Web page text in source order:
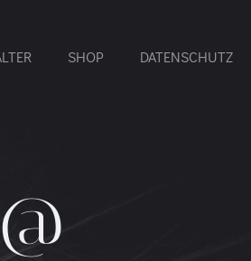
SHOP DATENSCHUTZ